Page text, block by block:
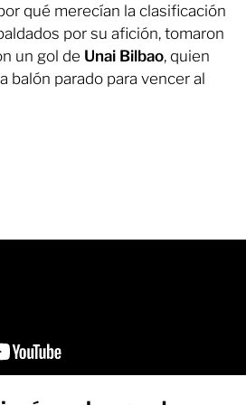
qué merecían la clasificación
por su afición, tomaron
un gol de Unai Bilbao, quien
balón parado para vencer al